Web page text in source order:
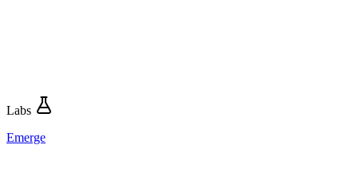
Labs
Emerge